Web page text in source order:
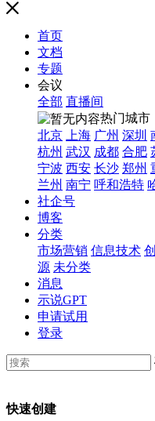
首页
文档
专题
会议
全部 直播间
热门城市
北京
上海 广州 深圳
杭州 武汉 成都 合肥
宁波 西安 长沙 郑州
兰州 南宁 呼和浩特
社企号
博客
分类
市场营销 信息技术
源 未分类
消息
示说GPT
申请试用
登录
快速创建